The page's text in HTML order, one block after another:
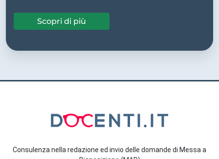
Scopri di più
Consulenza nella redazione ed invio delle domande di Messa a